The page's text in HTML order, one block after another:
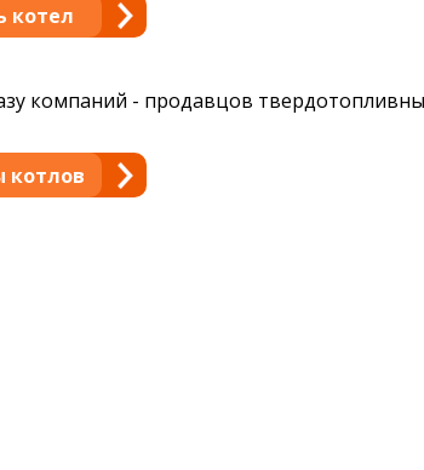
котел
компаний - продавцов
котлов